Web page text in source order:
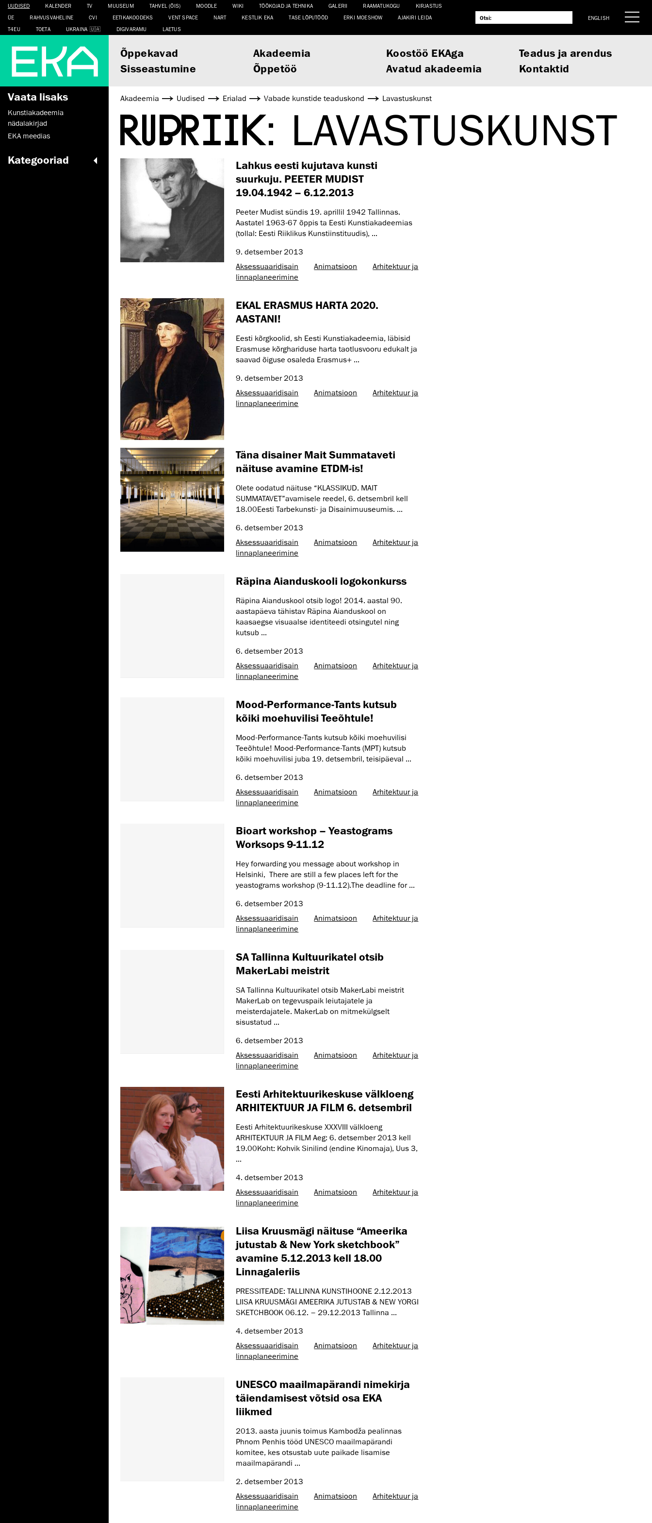
UUDISED KALENDER TV MUUSEUM TAHVEL (ÕIS) MOODLE WIKI TÖÖKOJAD JA TEHNIKA GALERII RAAMATUKOGU
KIRJASTUS
ÜE
RAHVUSVAHELINE CVI EETIKAKOODEKS VENT SPACE NART KESTLIK EKA TASE LÕPUTÖÖD ERKI MOESHOW
AJAKIRI LEIDA
T4EU
TOETA UKRAINA DIGIVARAMU LAETUS
ENGLISH
Õppekavad Akadeemia Koostöö EKAga
Teadus ja arendus
Sisseastumine
Õppetöö Avatud akadeemia Kontaktid
Vaata lisaks
Kunstiakadeemia
nädalakirjad
EKA meedias
Kategooriad
Akadeemia Uudised Erialad Vabade kunstide teaduskond Lavastuskunst
RUBRIIK: LAVASTUSKUNST
Lahkus eesti kujutava kunsti
suurkuju. PEETER MUDIST
19.04.1942 – 6.12.2013
Peeter Mudist sündis 19. aprillil 1942 Tallinnas.
Aastatel 1963-67 õppis ta Eesti Kunstiakadeemias
(tollal: Eesti Riiklikus Kunstiinstituudis), ...
9. detsember 2013
Aksessuaaridisain
Animatsioon
Arhitektuur ja
linnaplaneerimine
EKAL ERASMUS HARTA 2020.
AASTANI!
Eesti kõrgkoolid, sh Eesti Kunstiakadeemia, läbisid
Erasmuse kõrghariduse harta taotlusvooru edukalt ja
saavad õiguse osaleda Erasmus+ ...
9. detsember 2013
Aksessuaaridisain
Animatsioon
Arhitektuur ja
linnaplaneerimine
Täna disainer Mait Summataveti
näituse avamine ETDM-is!
Olete oodatud näituse “KLASSIKUD. MAIT
SUMMATAVET”avamisele reedel, 6. detsembril kell
18.00Eesti Tarbekunsti- ja Disainimuuseumis. ...
6. detsember 2013
Aksessuaaridisain
Animatsioon
Arhitektuur ja
linnaplaneerimine
Räpina Aianduskooli logokonkurss
Räpina Aianduskool otsib logo! 2014. aastal 90.
aastapäeva tähistav Räpina Aianduskool on
kaasaegse visuaalse identiteedi otsingutel ning
kutsub ...
6. detsember 2013
Aksessuaaridisain
Animatsioon
Arhitektuur ja
linnaplaneerimine
Mood-Performance-Tants kutsub
kõiki moehuvilisi Teeõhtule!
Mood-Performance-Tants kutsub kõiki moehuvilisi
Teeõhtule! Mood-Performance-Tants (MPT) kutsub
kõiki moehuvilisi juba 19. detsembril, teisipäeval ...
6. detsember 2013
Aksessuaaridisain
Animatsioon
Arhitektuur ja
linnaplaneerimine
Bioart workshop – Yeastograms
Worksops 9-11.12
Hey forwarding you message about workshop in
Helsinki, There are still a few places left for the
yeastograms workshop (9-11.12).The deadline for ...
6. detsember 2013
Aksessuaaridisain
Animatsioon
Arhitektuur ja
linnaplaneerimine
SA Tallinna Kultuurikatel otsib
MakerLabi meistrit
SA Tallinna Kultuurikatel otsib MakerLabi meistrit
MakerLab on tegevuspaik leiutajatele ja
meisterdajatele. MakerLab on mitmekülgselt
sisustatud ...
6. detsember 2013
Aksessuaaridisain
Animatsioon
Arhitektuur ja
linnaplaneerimine
Eesti Arhitektuurikeskuse välkloeng
ARHITEKTUUR JA FILM 6. detsembril
Eesti Arhitektuurikeskuse XXXVIII välkloeng
ARHITEKTUUR JA FILM Aeg: 6. detsember 2013 kell
19.00Koht: Kohvik Sinilind (endine Kinomaja), Uus 3,
...
4. detsember 2013
Aksessuaaridisain
Animatsioon
Arhitektuur ja
linnaplaneerimine
Liisa Kruusmägi näituse “Ameerika
jutustab & New York sketchbook”
avamine 5.12.2013 kell 18.00
Linnagaleriis
PRESSITEADE: TALLINNA KUNSTIHOONE 2.12.2013
LIISA KRUUSMÄGI AMEERIKA JUTUSTAB & NEW YORGI
SKETCHBOOK 06.12. – 29.12.2013 Tallinna ...
4. detsember 2013
Aksessuaaridisain
Animatsioon
Arhitektuur ja
linnaplaneerimine
UNESCO maailmapärandi nimekirja
täiendamisest võtsid osa EKA
liikmed
2013. aasta juunis toimus Kambodža pealinnas
Phnom Penhis tööd UNESCO maailmapärandi
komitee, kes otsustab uute paikade lisamise
maailmapärandi ...
2. detsember 2013
Aksessuaaridisain
Animatsioon
Arhitektuur ja
linnaplaneerimine